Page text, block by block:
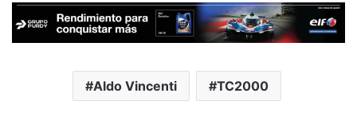
Aldo Vincenti TC2000